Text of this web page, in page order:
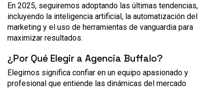
En 2025, seguiremos adoptando las últimas tendencias,
incluyendo la inteligencia artificial, la automatización del
marketing y el uso de herramientas de vanguardia para
maximizar resultados.
¿Por Qué Elegir a Agencia Buffalo?
Elegirnos significa confiar en un equipo apasionado y
profesional que entiende las dinámicas del mercado